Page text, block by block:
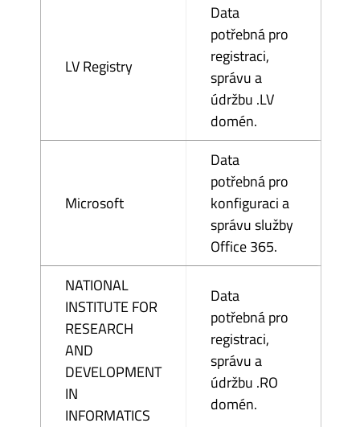
LV Registry
Data
potřebná pro
registraci,
správu a
údržbu .LV
domén.
Microsoft
Data
potřebná pro
konfiguraci a
správu služby
Office 365.
NATIONAL
INSTITUTE FOR
RESEARCH
AND
DEVELOPMENT
IN
INFORMATICS
Data
potřebná pro
registraci,
správu a
údržbu .RO
domén.